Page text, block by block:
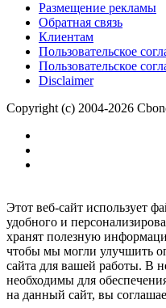
Размещение рекламы
Обратная связь
Клиентам
Пользовательское
Пользовательское
Disclaimer
Copyright (c) 2004-2026
Этот веб-сайт использует
удобного и
хранят полезную
чтобы мы могли улучшить
сайта для вашей работы. В
необходимы для
на данный сайт, вы